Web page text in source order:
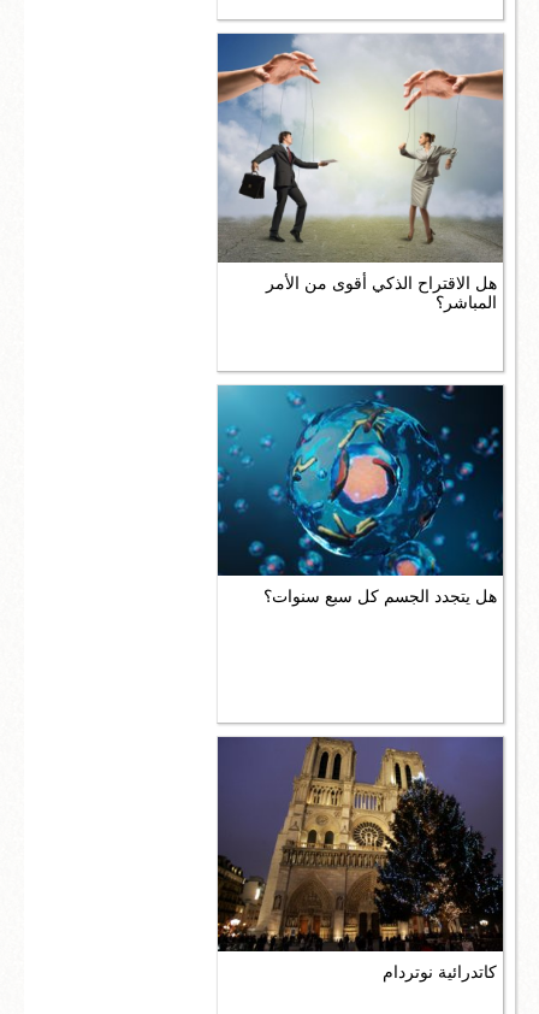
هل الاقتراح الذكي أقوى من الأمر
المباشر؟
هل يتجدد الجسم كل سبع سنوات؟
كاتدرائية نوتردام